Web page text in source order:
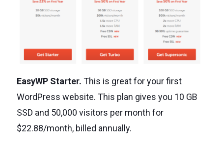
EasyWP Starter. This is great for your first
WordPress website. This plan gives you 10 GB
SSD and 50,000 visitors per month for
$22.88/month, billed annually.